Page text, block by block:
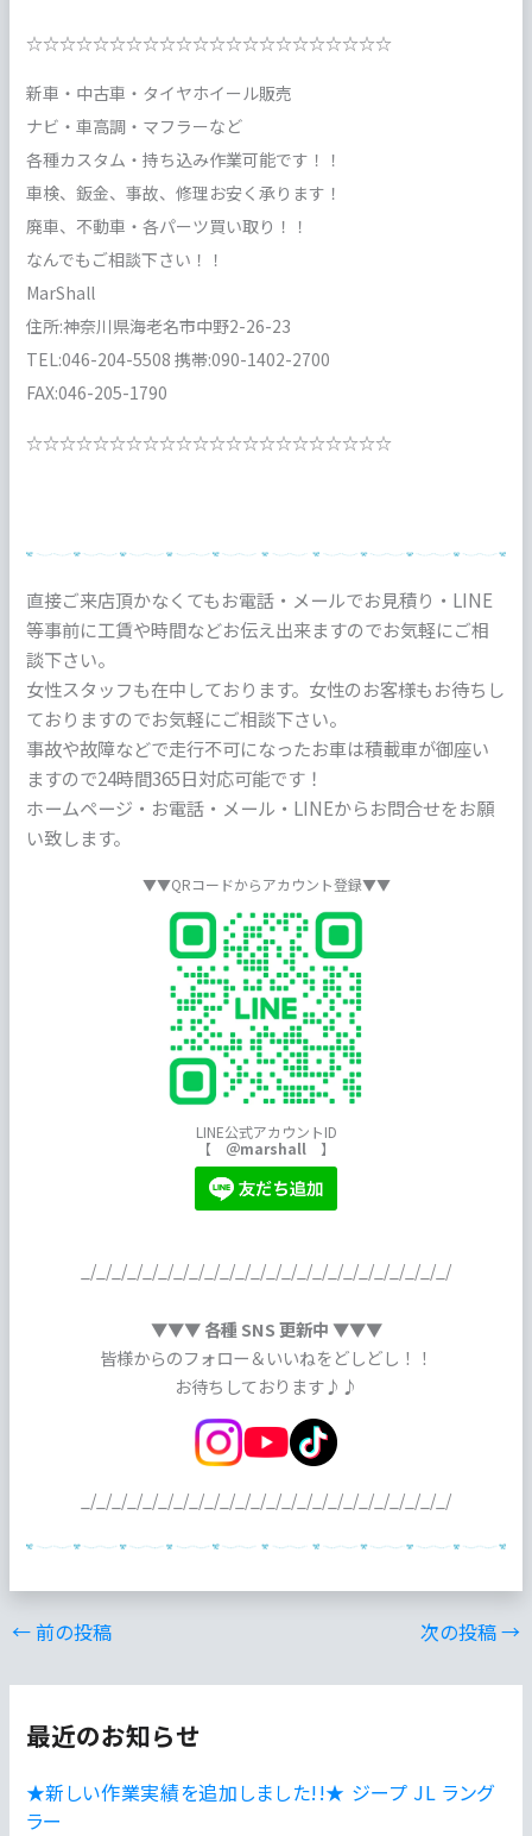
☆☆☆☆☆☆☆☆☆☆☆☆☆☆☆☆☆☆☆☆☆☆
新車・中古車・タイヤホイール販売
ナビ・車高調・マフラーなど
各種カスタム・持ち込み作業可能です！！
車検、鈑金、事故、修理お安く承ります！
廃車、不動車・各パーツ買い取り！！
なんでもご相談下さい！！
MarShall
住所:神奈川県海老名市中野2-26-23
TEL:046-204-5508 携帯:090-1402-2700
FAX:046-205-1790
☆☆☆☆☆☆☆☆☆☆☆☆☆☆☆☆☆☆☆☆☆☆
直接ご来店頂かなくてもお電話・メールでお見積り・LINE
等事前に工賃や時間などお伝え出来ますのでお気軽にご相
談下さい。
女性スタッフも在中しております。女性のお客様もお待ちし
ておりますのでお気軽にご相談下さい。
事故や故障などで走行不可になったお車は積載車が御座い
ますので24時間365日対応可能です！
ホームページ・お電話・メール・LINEからお問合せをお願
い致します。
▼▼QRコードからアカウント登録▼▼
LINE公式アカウントID
【 ＠marshall 】
_/_/_/_/_/_/_/_/_/_/_/_/_/_/_/_/_/_/_/_/_/_/_/_/
▼▼▼ 各種 SNS 更新中 ▼▼▼
皆様からのフォロー＆いいねをどしどし！！
お待ちしております♪♪
_/_/_/_/_/_/_/_/_/_/_/_/_/_/_/_/_/_/_/_/_/_/_/_/
←前の投稿 次の投稿→
最近のお知らせ
★新しい作業実績を追加しました!!★ ジープ JL ラング
ラー